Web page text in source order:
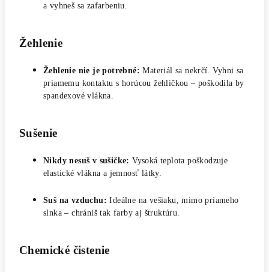
a vyhneš sa zafarbeniu.
Žehlenie
Žehlenie nie je potrebné: Materiál sa nekrčí. Vyhni sa
priamemu kontaktu s horúcou žehličkou – poškodila by
spandexové vlákna.
Sušenie
Nikdy nesuš v sušičke: Vysoká teplota poškodzuje
elastické vlákna a jemnosť látky.
Suš na vzduchu: Ideálne na vešiaku, mimo priameho
slnka – chrániš tak farby aj štruktúru.
Chemické čistenie